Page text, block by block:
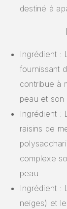
destiné à
Ingrédient :
fournissant
contribue à
peau et son
Ingrédient :
raisins de
complexe
peau.
Ingrédient :
neiges) et